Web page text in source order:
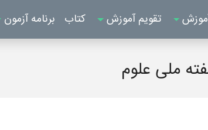
تقویم آموزش کتاب برنامه آزمون
ملی علوم